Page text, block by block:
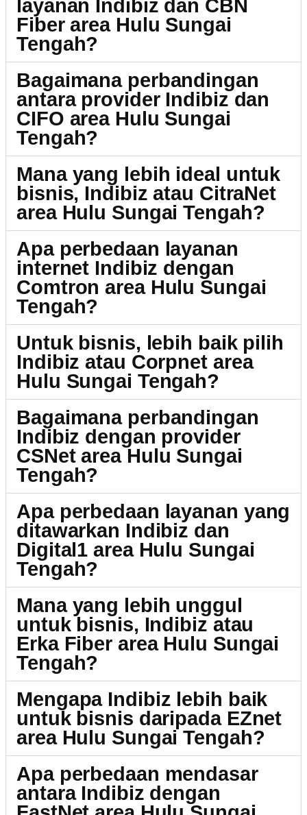
layanan Indibiz dan CBN
Fiber area Hulu Sungai
Tengah?
Bagaimana perbandingan
antara provider Indibiz dan
CIFO area Hulu Sungai
Tengah?
Mana yang lebih ideal untuk
bisnis, Indibiz atau CitraNet
area Hulu Sungai Tengah?
Apa perbedaan layanan
internet Indibiz dengan
Comtron area Hulu Sungai
Tengah?
Untuk bisnis, lebih baik pilih
Indibiz atau Corpnet area
Hulu Sungai Tengah?
Bagaimana perbandingan
Indibiz dengan provider
CSNet area Hulu Sungai
Tengah?
Apa perbedaan layanan yang
ditawarkan Indibiz dan
Digital1 area Hulu Sungai
Tengah?
Mana yang lebih unggul
untuk bisnis, Indibiz atau
Erka Fiber area Hulu Sungai
Tengah?
Mengapa Indibiz lebih baik
untuk bisnis daripada EZnet
area Hulu Sungai Tengah?
Apa perbedaan mendasar
antara Indibiz dengan